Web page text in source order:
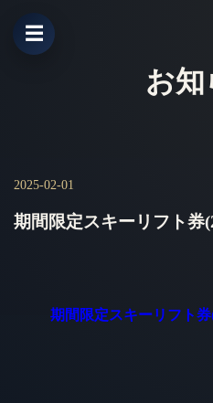
☰
お知
2025-02-01
期間限定スキーリフト券
期間限定スキーリフト